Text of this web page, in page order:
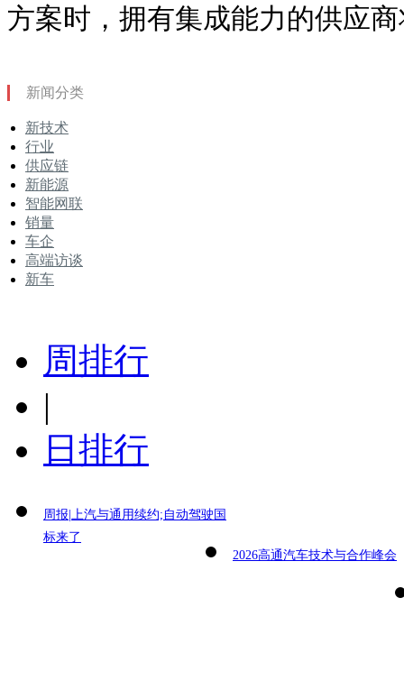
方案时，拥有集成能力的供应
新闻分类
新技术
行业
供应链
新能源
智能网联
销量
车企
高端访谈
新车
周排行
|
日排行
周报|上汽与通用续约;自动驾驶国
标来了
2026高通汽车技术与合作峰会